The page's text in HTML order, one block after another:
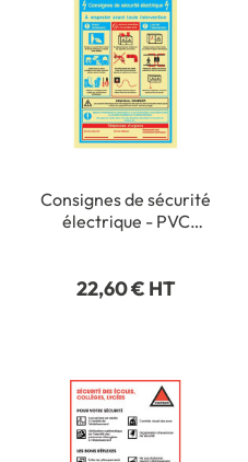
Consignes de sécurité
électrique - PVC
22,60 € HT